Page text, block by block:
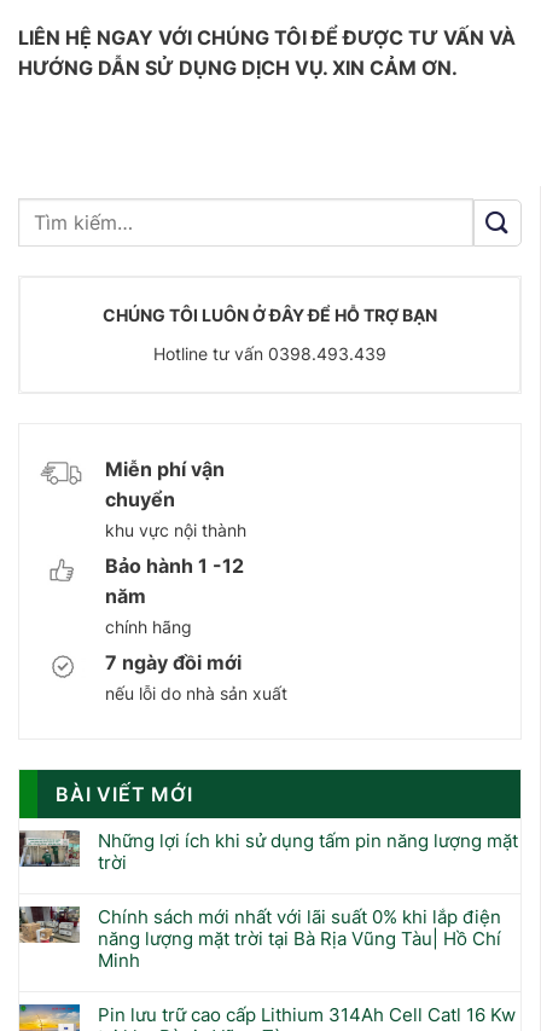
CHÚNG TÔI LUÔN Ở ĐÂY ĐỂ HỖ TRỢ BẠN
Hotline tư vấn 0398.493.439
Miễn phí vận
chuyển
khu vực nội thành
Bảo hành 1 -12
năm
chính hãng
7 ngày đồi mới
nếu lỗi do nhà sản xuất
BÀI VIẾT MỚI
Những lợi ích khi sử dụng tấm pin năng lượng mặt
trời
Chính sách mới nhất với lãi suất 0% khi lắp điện
năng lượng mặt trời tại Bà Rịa Vũng Tàu| Hồ Chí
Minh
Pin lưu trữ cao cấp Lithium 314Ah Cell Catl 16 Kw
LIÊN HỆ NGAY VỚI CHÚNG TÔI ĐỂ ĐƯỢC TƯ VẤN VÀ
HƯỚNG DẪN SỬ DỤNG DỊCH VỤ. XIN CẢM ƠN.